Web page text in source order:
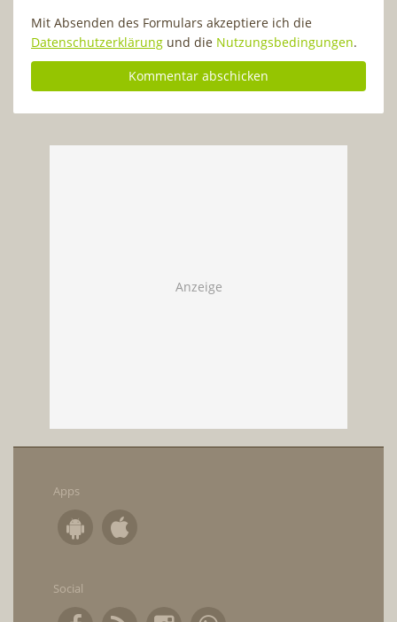
Mit Absenden des Formulars akzeptiere ich die
Datenschutzerklärung und die Nutzungsbedingungen.
Apps
Social